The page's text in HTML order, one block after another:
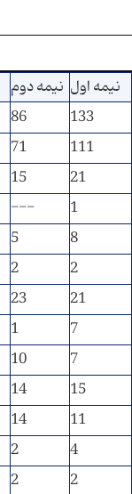
نيمه دوم نيمه اول
86 133
71 111
15 21
--- 1
5 8
2 2
23 21
1 7
10 7
14 15
14 11
2 4
2 2